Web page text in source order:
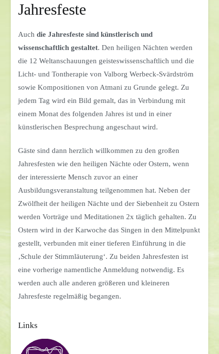
Jahresfeste
Auchdie Jahresfeste sind künstlerisch und
wissenschaftlich gestaltet. Den heiligen Nächten werden
die 12 Weltanschauungen geisteswissenschaftlich und die
Licht- und Tontherapie von Valborg Werbeck-Svärdström
sowie Kompositionen von Atmani zu Grunde gelegt. Zu
jedem Tag wird ein Bild gemalt, das in Verbindung mit
einem Monat des folgenden Jahres ist und in einer
künstlerischen Besprechung angeschaut wird.
Gäste sind dann herzlich willkommen zu den großen
Jahresfesten wie den heiligen Nächte oder Ostern, wenn
der interessierte Mensch zuvor an einer
Ausbildungsveranstaltung teilgenommen hat. Neben der
Zwölfheit der heiligen Nächte und der Siebenheit zu Ostern
werden Vorträge und Meditationen 2x täglich gehalten. Zu
Ostern wird in der Karwoche das Singen in den Mittelpunkt
gestellt, verbunden mit einer tieferen Einführung in die
‚Schule der Stimmläuterung‘. Zu beiden Jahresfesten ist
eine vorherige namentliche Anmeldung notwendig. Es
werden auch alle anderen größeren und kleineren
Jahresfeste regelmäßig begangen.
Links